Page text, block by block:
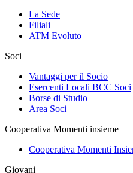
La Sede
Filiali
ATM Evoluto
Soci
Vantaggi per il Socio
Esercenti Locali BCC Soci
Borse di Studio
Area Soci
Cooperativa Momenti insieme
Cooperativa Momenti
Giovani